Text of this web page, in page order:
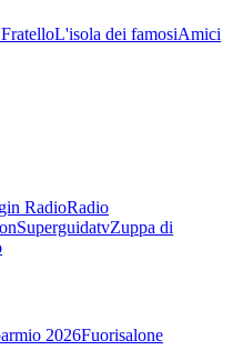
L'isola dei famosiAmici
RadioRadio
SuperguidatvZuppa di
2026Fuorisalone